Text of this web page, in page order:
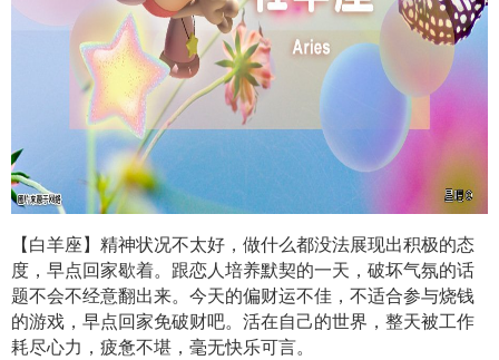
【白羊座】精神状况不太好，做什么都没法展现出积极的态
度，早点回家歇着。跟恋人培养默契的一天，破坏气氛的话
题不会不经意翻出来。今天的偏财运不佳，不适合参与烧钱
的游戏，早点回家免破财吧。活在自己的世界，整天被工作
耗尽心力，疲惫不堪，毫无快乐可言。